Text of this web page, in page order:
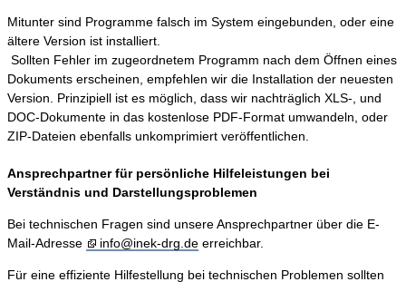
Mitunter sind Programme falsch im System eingebunden, oder eine
ältere Version ist installiert.
Sollten Fehler im zugeordnetem Programm nach dem Öffnen eines
Dokuments erscheinen, empfehlen wir die Installation der neuesten
Version. Prinzipiell ist es möglich, dass wir nachträglich XLS-, und
DOC-Dokumente in das kostenlose PDF-Format umwandeln, oder
ZIP-Dateien ebenfalls unkomprimiert veröffentlichen.
Ansprechpartner für persönliche Hilfeleistungen bei
Verständnis und Darstellungsproblemen
Bei technischen Fragen sind unsere Ansprechpartner über die E-
Mail-Adresse
info@inek-drg.de erreichbar.
Für eine effiziente Hilfestellung bei technischen Problemen sollten